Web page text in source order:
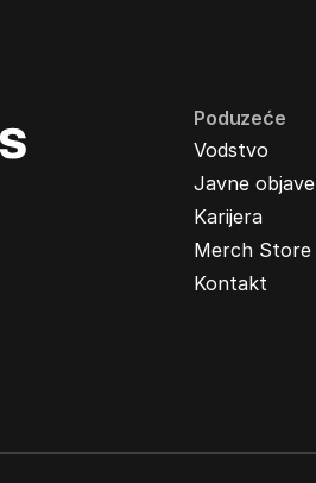
Poduzeće
Vodstvo
Javne objave
Karijera
Merch Store
Kontakt